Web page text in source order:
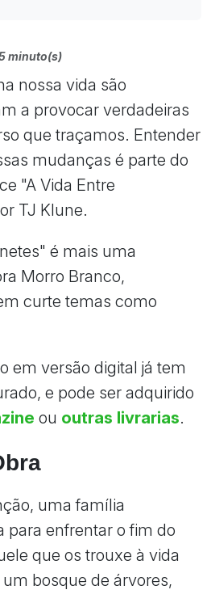
minuto(s)
nossa vida são
a provocar verdadeiras
que traçamos. Entender
mudanças é parte do
"A Vida Entre
TJ Klune.
é mais uma
Morro Branco,
curte temas como
em versão digital já tem
e pode ser adquirido
ou outras livrarias.
uma família
para enfrentar o fim do
que os trouxe à vida
bosque de árvores,